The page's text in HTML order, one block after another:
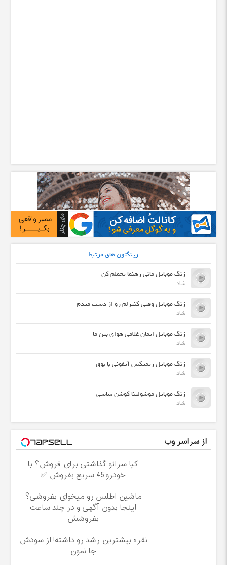
رینگتون های مرتبط
زنگ موبایل مانی رهنما تحملم کن
شاد
زنگ موبایل وقتی کنترلم رو از دست میدم
شاد
زنگ موبایل ایمان غلامی هوای بین ما
شاد
زنگ موبایل ریمیکس آیفونی با بوق
شاد
زنگ موبایل موشولینا کوشن ساسی
شاد
از سراسر وب
کیا سراتو گذاشتی برای فروش؟ با
خودرو45 سریع بفروش ✅
ماشین اطلس رو میخوای بفروشی؟
اینجا بدون آگهی و در چند ساعت
بفروشش
نقره بیشترین رشد رو داشته! از سودش
جا نمون